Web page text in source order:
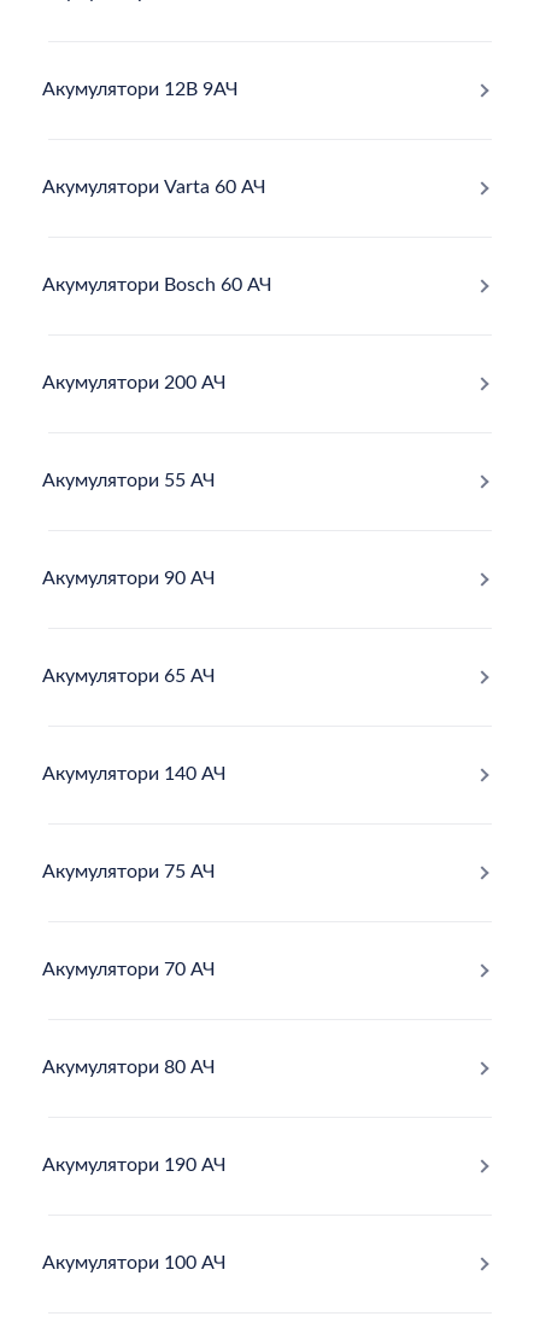
Акумулятори 12В 9АЧ
Акумулятори Varta 60 АЧ
Акумулятори Bosch 60 АЧ
Акумулятори 200 АЧ
Акумулятори 55 АЧ
Акумулятори 90 АЧ
Акумулятори 65 АЧ
Акумулятори 140 АЧ
Акумулятори 75 АЧ
Акумулятори 70 АЧ
Акумулятори 80 АЧ
Акумулятори 190 АЧ
Акумулятори 100 АЧ